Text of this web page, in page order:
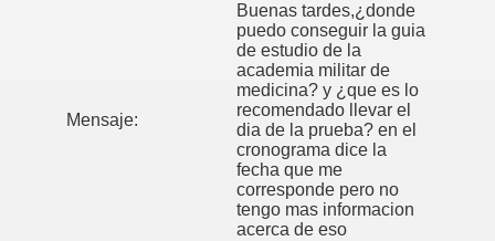
Mensaje:
Buenas tardes,¿donde
puedo conseguir la guia
de estudio de la
academia militar de
medicina? y ¿que es lo
recomendado llevar el
dia de la prueba? en el
cronograma dice la
fecha que me
corresponde pero no
tengo mas informacion
acerca de eso